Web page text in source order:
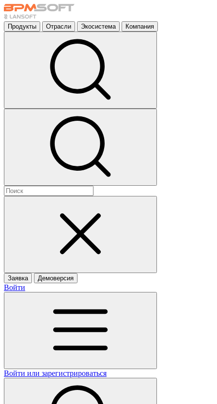
Продукты Отрасли Экосистема Компания
Заявка Демоверсия
Войти
Войти или зарегистрироваться